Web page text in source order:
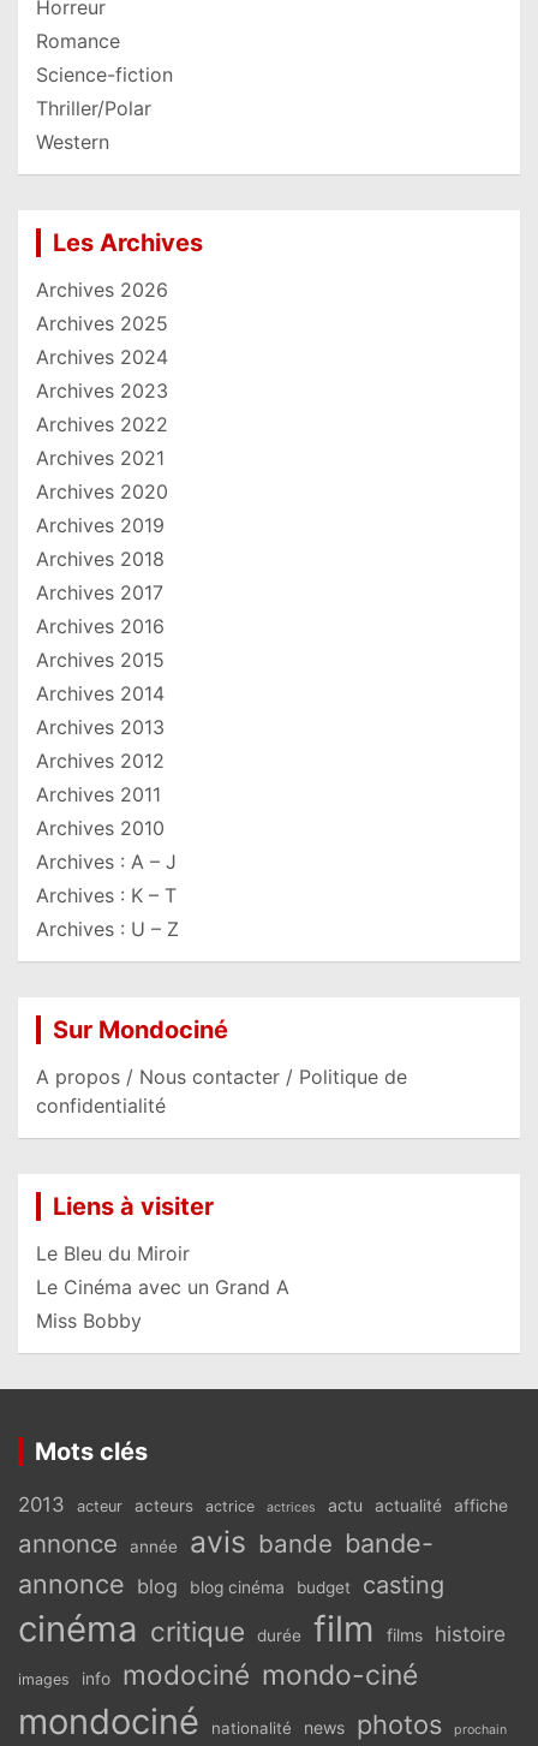
Horreur
Romance
Science-fiction
Thriller/Polar
Western
Les Archives
Archives 2026
Archives 2025
Archives 2024
Archives 2023
Archives 2022
Archives 2021
Archives 2020
Archives 2019
Archives 2018
Archives 2017
Archives 2016
Archives 2015
Archives 2014
Archives 2013
Archives 2012
Archives 2011
Archives 2010
Archives : A – J
Archives : K – T
Archives : U – Z
Sur Mondociné
A propos / Nous contacter / Politique de
confidentialité
Liens à visiter
Le Bleu du Miroir
Le Cinéma avec un Grand A
Miss Bobby
Mots clés
2013 acteur acteurs actrice actrices actu actualité affiche
annonce année avis bande bande-
annonce blog blog cinéma budget casting
cinéma critique durée film films histoire
images info modociné mondo-ciné
mondociné nationalité news photos prochain